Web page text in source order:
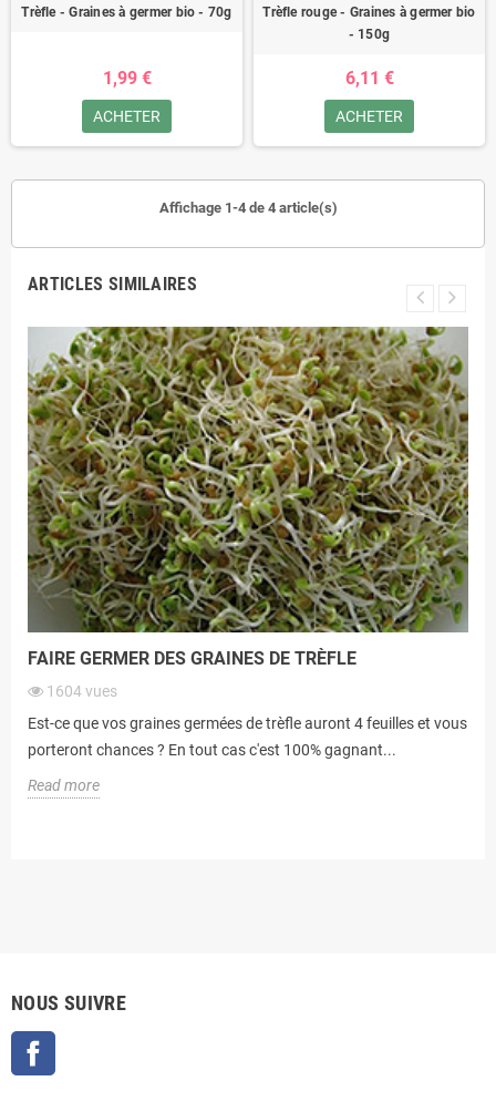
Trèfle - Graines à germer bio - 70g
1,99 €
ACHETER
Trèfle rouge - Graines à germer bio
- 150g
6,11 €
ACHETER
Affichage 1-4 de 4 article(s)
ARTICLES SIMILAIRES
FAIRE GERMER DES GRAINES DE TRÈFLE
1604vues
Est-ce que vos graines germées de trèfle auront 4 feuilles et vous
porteront chances ? En tout cas c'est 100% gagnant...
Read more
NOUS SUIVRE